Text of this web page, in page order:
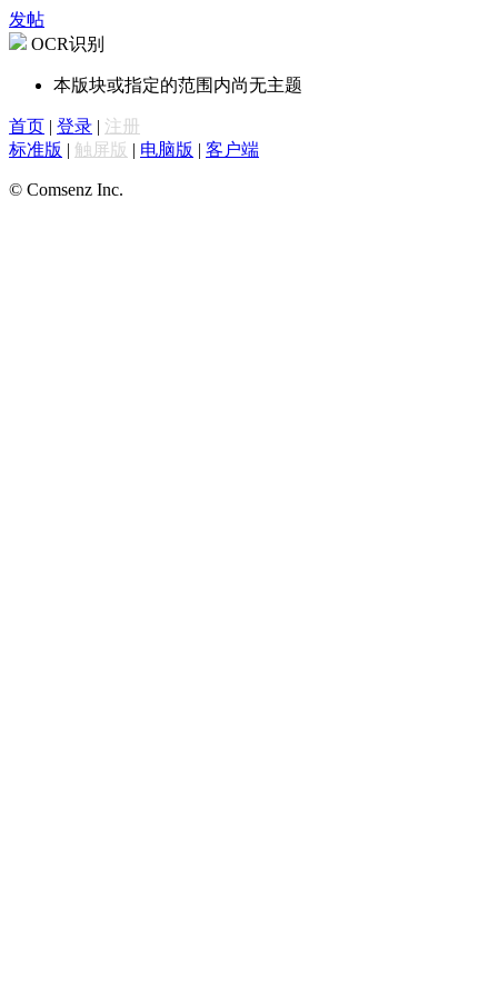
发帖
OCR识别
本版块或指定的范围内尚无主题
首页 | 登录 | 注册
标准版 | 触屏版 | 电脑版 | 客户端
© Comsenz Inc.